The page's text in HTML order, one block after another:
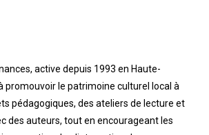
active depuis 1993 en Haute-
promouvoir le patrimoine culturel local à
pédagogiques, des ateliers de lecture et
des auteurs, tout en encourageant les